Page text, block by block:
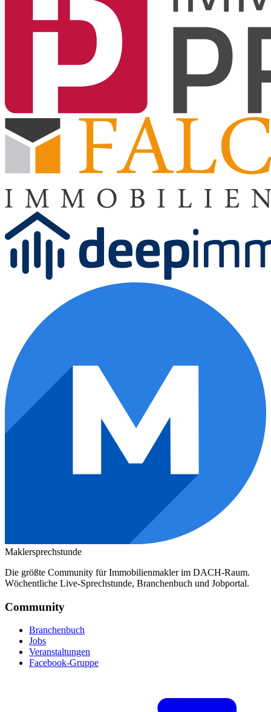
Maklersprechstunde
Die größte Community für Immobilienmakler im DACH-Raum.
Wöchentliche Live-Sprechstunde, Branchenbuch und Jobportal.
Community
Branchenbuch
Jobs
Veranstaltungen
Facebook-Gruppe